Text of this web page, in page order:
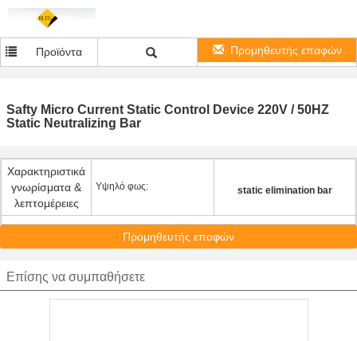
Προϊόντα Προμηθευτής επαφών
Safty Micro Current Static Control Device 220V / 50HZ
Static Neutralizing Bar
Χαρακτηριστικά
γνωρίσματα &
λεπτομέρειες
Υψηλό φως: static elimination bar
Προμηθευτής επαφών
Επίσης να συμπαθήσετε